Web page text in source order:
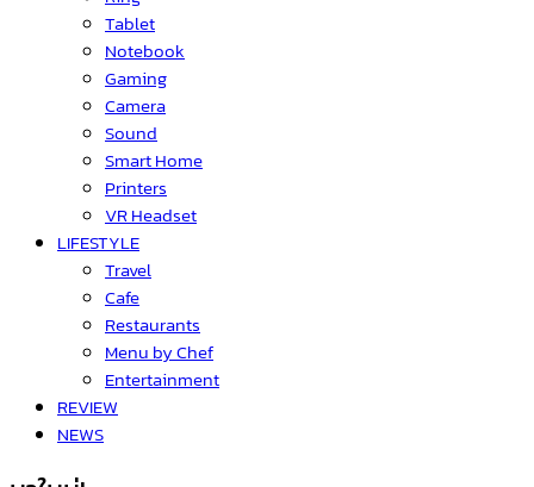
Tablet
Notebook
Gaming
Camera
Sound
Smart Home
Printers
VR Headset
LIFESTYLE
Travel
Cafe
Restaurants
Menu by Chef
Entertainment
REVIEW
NEWS